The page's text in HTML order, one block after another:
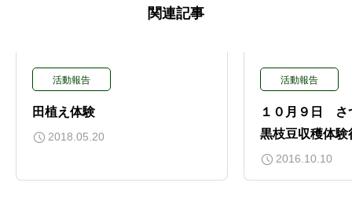
関連記事
活動報告
田植え体験
2018.05.20
活動報告
１０月９日 さ
黒枝豆収穫体験
2016.10.10